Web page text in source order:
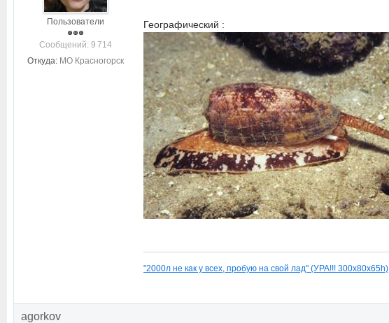
Пользователи
Cообщений: 9 714
Откуда: МО Красногорск
Географический :
"2000л не как у всех, пробую на свой лад" (УРА!!! 300х80х65h)
agorkov